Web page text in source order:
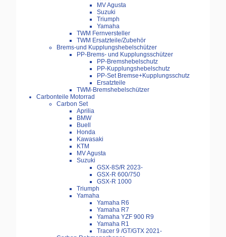
MV Agusta
Suzuki
Triumph
Yamaha
TWM Fernversteller
TWM Ersatzteile/Zubehör
Brems-und Kupplungshebelschützer
PP-Brems- und Kupplungsschützer
PP-Bremshebelschutz
PP-Kupplungshebelschutz
PP-Set Bremse+Kupplungsschutz
Ersatzteile
TWM-Bremshebelschützer
Carbonteile Motorrad
Carbon Set
Aprilia
BMW
Buell
Honda
Kawasaki
KTM
MV Agusta
Suzuki
GSX-8S/R 2023-
GSX-R 600/750
GSX-R 1000
Triumph
Yamaha
Yamaha R6
Yamaha R7
Yamaha YZF 900 R9
Yamaha R1
Tracer 9 /GT/GTX 2021-